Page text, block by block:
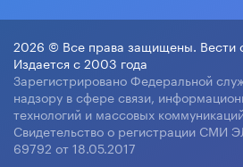
2026 © Все права защищены. Вести
Издается с 2003 года
Зарегистрировано Федеральной
надзору в сфере связи,
технологий и массовых
Свидетельство о регистрации СМИ
69792 от 18.05.2017